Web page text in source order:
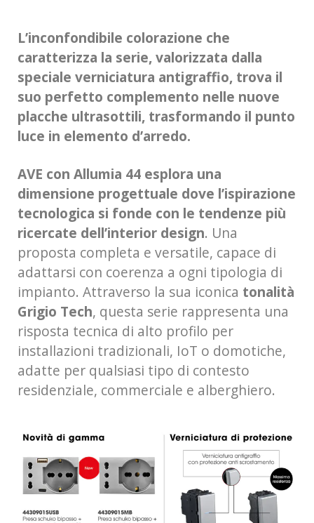
L’inconfondibile colorazione che
caratterizza la serie, valorizzata dalla
speciale verniciatura antigraffio, trova il
suo perfetto complemento nelle nuove
placche ultrasottili, trasformando il punto
luce in elemento d’arredo.
AVE con Allumia 44 esplora una
dimensione progettuale dove l’ispirazione
tecnologica si fonde con le tendenze più
ricercate dell’interior design. Una
proposta completa e versatile, capace di
adattarsi con coerenza a ogni tipologia di
impianto. Attraverso la sua iconica tonalità
Grigio Tech, questa serie rappresenta una
risposta tecnica di alto profilo per
installazioni tradizionali, IoT o domotiche,
adatte per qualsiasi tipo di contesto
residenziale, commerciale e alberghiero.